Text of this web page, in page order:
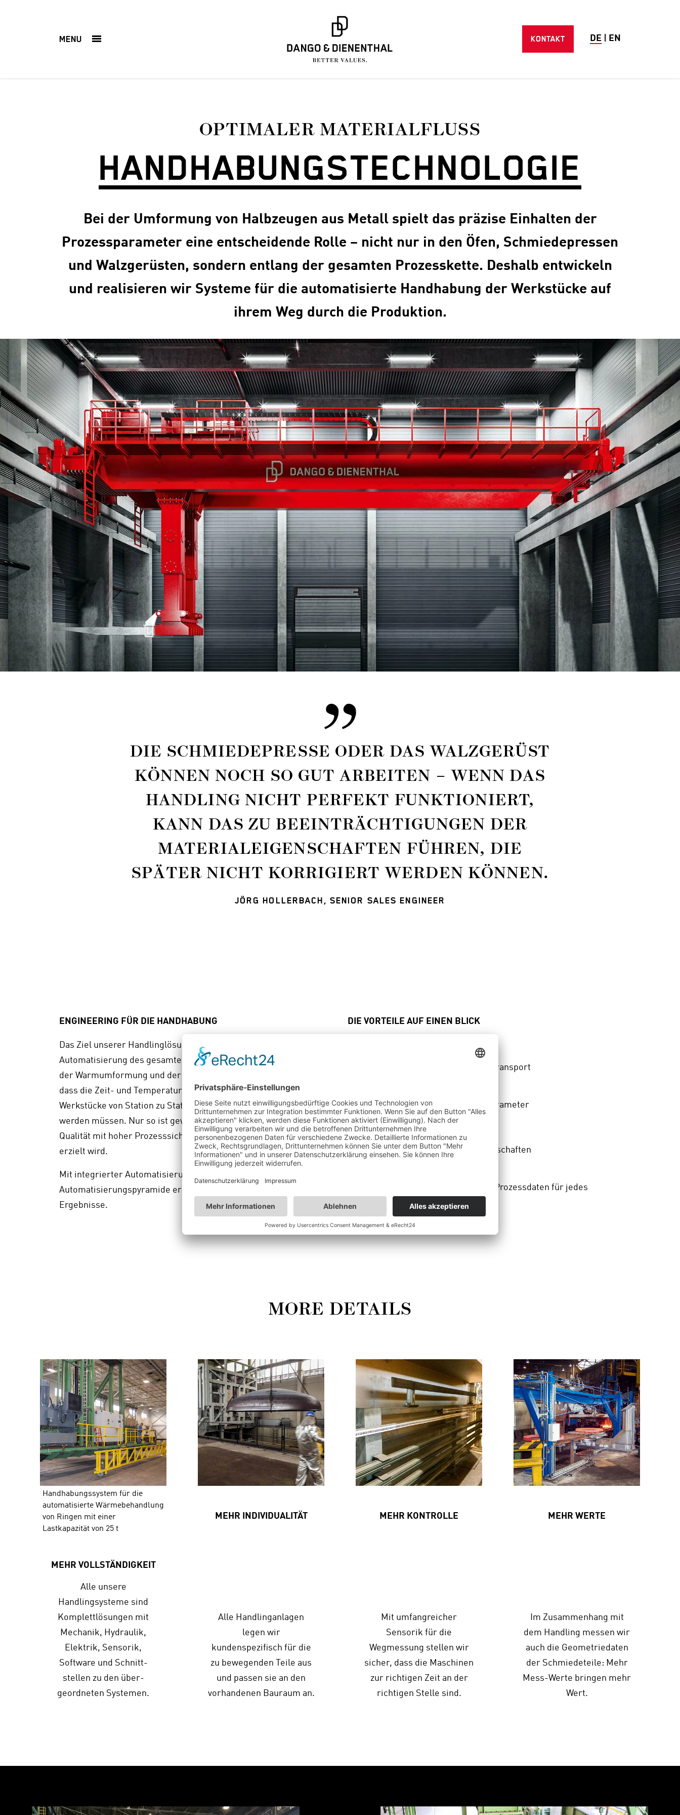
MENU KONTAKT DE EN
OPTIMALER MATERIALFLUSS
HANDHABUNGS­TECHNOLOGIE
Bei der Umformung von Halbzeugen aus Metall spielt das präzise Einhalten der
Prozessparameter eine entscheidende Rolle – nicht nur in den Öfen, Schmiedepressen
und Walzgerüsten, sondern entlang der gesamten Prozesskette. Deshalb entwickeln
und realisieren wir Systeme für die automatisierte Handhabung der Werkstücke auf
ihrem Weg durch die Produktion.
DIE SCHMIEDEPRESSE ODER DAS WALZ­GERÜST
KÖNNEN NOCH SO GUT ARBEITEN – WENN DAS
HANDLING NICHT PERFEKT FUNKTIONIERT,
KANN DAS ZU BEEINTRÄCHTI­GUNGEN DER
MATERIAL­EIGENSCHAFTEN FÜHREN, DIE
SPÄTER NICHT KORRIGIERT WERDEN KÖNNEN.
JÖRG HOLLERBACH, SENIOR SALES ENGINEER
ENGINEERING FÜR DIE HANDHABUNG
Das Ziel unserer Handlinglösungen ist immer die Optimierung und
Automatisierung des gesamten Produktionsablaufes. Speziell bei
der Warmumformung und der Wärmebehandlung bedeutet das,
dass die Zeit- und Temperaturfenster beim Transfer der
Werkstücke von Station zu Station für jedes Teil exakt eingehalten
werden müssen. Nur so ist gewährleistet, dass die gewünschte
Qualität mit hoher Prozesssicherheit und Reproduzierbarkeit
erzielt wird.
Mit integrierter Automatisierungstechnik über alle Level der
Automatisierungspyramide erzielen unsere Kunden optimale
Ergebnisse.
DIE VORTEILE AUF EINEN BLICK
Schneller und reproduzierbarer Transport
Präzises Einhalten der Prozessparameter
Hohe Qualität:
Exakt eingehaltene Materialeigenschaften
Vollständige Rückverfolgung der Prozessdaten für jedes
MORE DETAILS
Handhabungssystem für die
automatisierte Wärmebehandlung
von Ringen mit einer
Lastkapazität von 25 t
MEHR VOLLSTÄNDIGKEIT
Alle unsere
Handlingsysteme sind
Komplettlösungen mit
Mechanik, Hydraulik,
Elektrik, Sensorik,
Software und Schnitt­
stellen zu den über­
geordneten Systemen.
MEHR INDIVIDUALITÄT
Alle Handlinganlagen
legen wir
kundenspezifisch für die
zu bewegenden Teile aus
und passen sie an den
vorhandenen Bauraum an.
MEHR KONTROLLE
Mit umfangreicher
Sensorik für die
Wegmessung stellen wir
sicher, dass die Maschinen
zur richtigen Zeit an der
richtigen Stelle sind.
MEHR WERTE
Im Zusammenhang mit
dem Handling messen wir
auch die Geometriedaten
der Schmiedeteile: Mehr
Mess-Werte bringen mehr
Wert.